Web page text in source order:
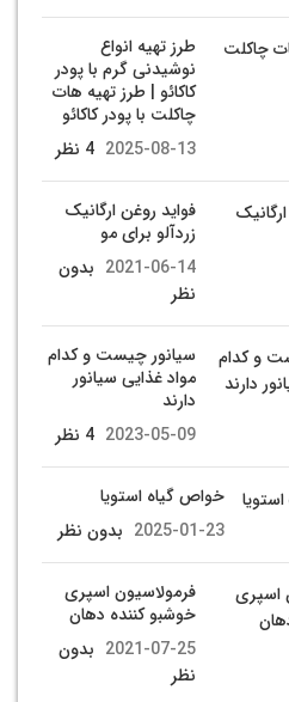
طرز تهیه انواع
نوشیدنی گرم با پودر
کاکائو | طرز تهیه هات
چاکلت با پودر کاکائو
2025-08-13 4 نظر
فواید روغن ارگانیک
زردآلو برای مو
2021-06-14 بدون
نظر
سیانور چیست و کدام
مواد غذایی سیانور
دارند
2023-05-09 4 نظر
خواص گیاه استویا
2025-01-23 بدون نظر
فرمولاسیون اسپری
خوشبو کننده دهان
2021-07-25 بدون
نظر